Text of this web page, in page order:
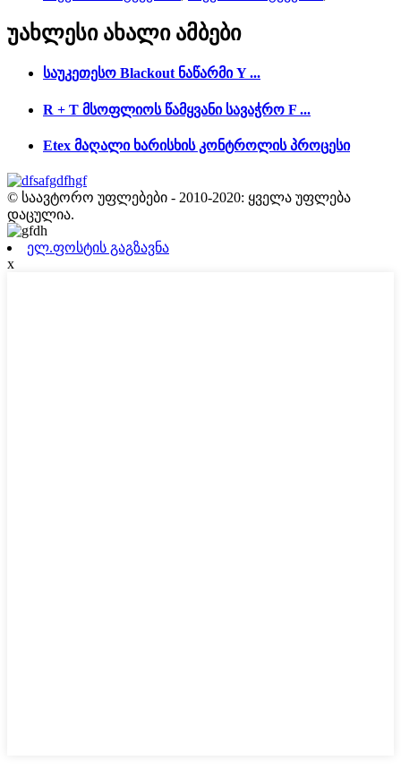
უახლესიახალი ამბები
საუკეთესო Blackout ნაწარმი Y ...
R + T მსოფლიოს წამყვანი სავაჭრო F ...
Etex მაღალი ხარისხის კონტროლის პროცესი
© საავტორო უფლებები - 2010-2020: ყველა უფლება
დაცულია.
ელ.ფოსტის გაგზავნა
x